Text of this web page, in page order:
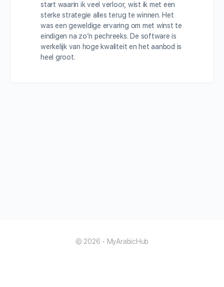
start waarin ik veel verloor, wist ik met een
sterke strategie alles terug te winnen. Het
was een geweldige ervaring om met winst te
eindigen na zo’n pechreeks. De software is
werkelijk van hoge kwaliteit en het aanbod is
heel groot.
© 2026 - MyArabicHub